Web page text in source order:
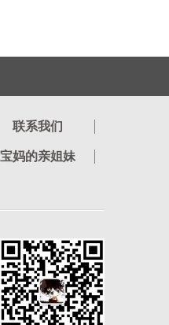
联系我们
宝妈的亲姐妹